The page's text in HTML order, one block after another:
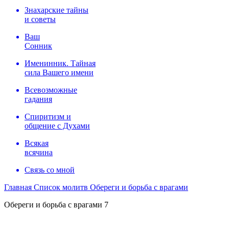
Знахарские тайны
и советы
Ваш
Сонник
Именинник. Тайная
сила Вашего имени
Всевозможные
гадания
Спиритизм и
общение с Духами
Всякая
всячина
Связь со мной
Главная Список молитв Обереги и борьба с врагами
Обереги и борьба с врагами 7